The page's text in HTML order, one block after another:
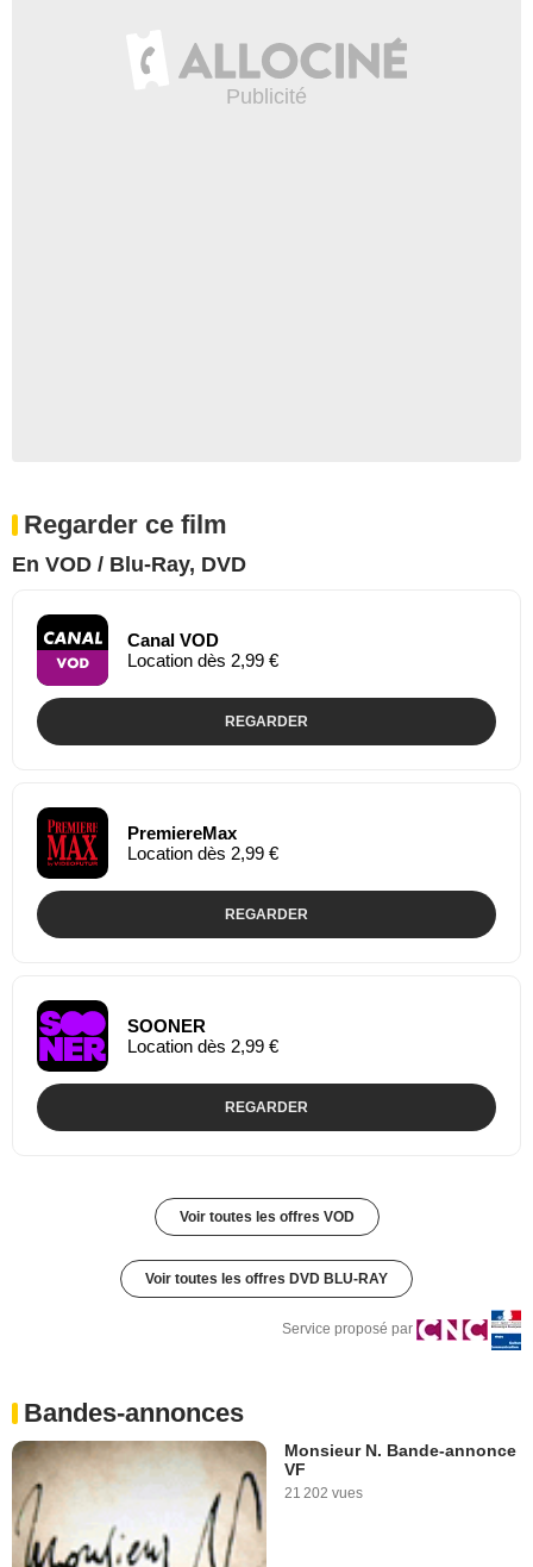
Regarder ce film
En VOD / Blu-Ray, DVD
Canal VOD
Location dès 2,99 €
REGARDER
PremiereMax
Location dès 2,99 €
REGARDER
SOONER
Location dès 2,99 €
REGARDER
Voir toutes les offres VOD
Voir toutes les offres DVD BLU-RAY
Service proposé par
Bandes-annonces
Monsieur N. Bande-annonce
VF
21 202 vues